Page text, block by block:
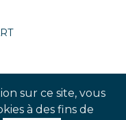
sur ce site, vous
à des fins de